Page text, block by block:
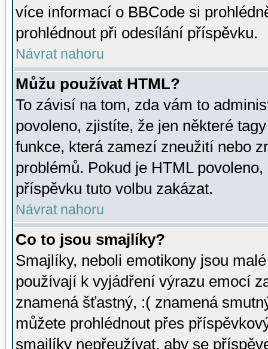
více informací o BBCode si
prohlédnout při odesílání příspěvku.
Návrat nahoru
Můžu používat HTML?
To závisí na tom, zda vám to
povoleno, zjistíte, že jen některé
funkce, která zamezí zneužití nebo
problémů. Pokud je HTML
příspěvku tuto volbu zakázat.
Návrat nahoru
Co to jsou smajlíky?
Smajlíky, neboli emotikony jsou
používají k vyjádření výrazu emocí
znamená šťastný, :( znamená
můžete prohlédnout přes
smajlíky nepřeužívat, aby se